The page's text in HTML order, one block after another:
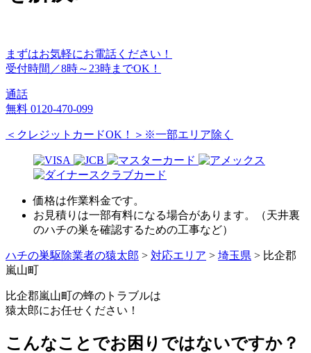
まずはお気軽にお電話ください！
受付時間／8時～23時までOK！
通話
無料 0120-470-099
＜クレジットカードOK！＞※一部エリア除く
価格は作業料金です。
お見積りは一部有料になる場合があります。（天井裏
のハチの巣を確認するための工事など）
ハチの巣駆除業者の猿太郎 > 対応エリア > 埼玉県 > 比企郡
嵐山町
比企郡嵐山町の蜂のトラブルは
猿太郎にお任せください！
こんなことでお困りではないですか？